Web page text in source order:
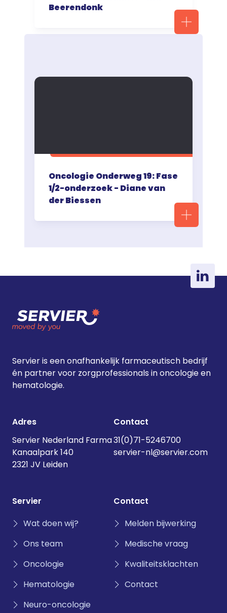
Beerendonk
Oncologie Onderweg 19: Fase
1/2-onderzoek - Diane van
der Biessen
Servier is een onafhankelijk farmaceutisch bedrijf
én partner voor zorgprofessionals in oncologie en
hematologie.
Adres
Servier Nederland Farma
Kanaalpark 140
2321 JV Leiden
Contact
31(0)71-5246700
servier-nl@servier.com
Servier
Wat doen wij?
Ons team
Oncologie
Hematologie
Neuro-oncologie
Contact
Melden bijwerking
Medische vraag
Kwaliteitsklachten
Contact